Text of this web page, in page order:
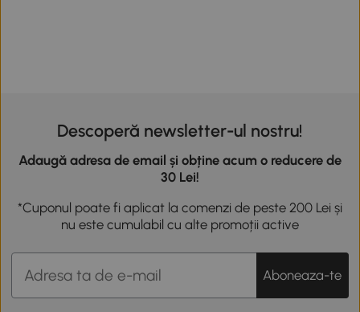
Descoperă newsletter-ul nostru!
Adaugă adresa de email și obține acum o reducere de
30 Lei!
*Cuponul poate fi aplicat la comenzi de peste 200 Lei și
nu este cumulabil cu alte promoții active
Aboneaza-te